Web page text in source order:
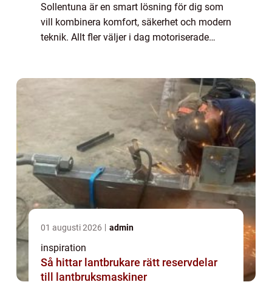
Sollentuna är en smart lösning för dig som
vill kombinera komfort, säkerhet och modern
teknik. Allt fler väljer i dag motoriserade
01 augusti 2026 admin
inspiration
Så hittar lantbrukare rätt reservdelar
till lantbruksmaskiner